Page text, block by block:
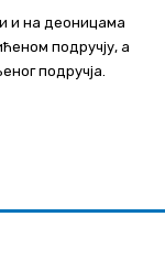
и на деоницама
подручју, а
подручја.